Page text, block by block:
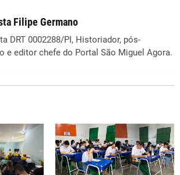
Filipe Germano
DRT 0002288/PI, Historiador, pós-
e editor chefe do Portal São Miguel Agora.